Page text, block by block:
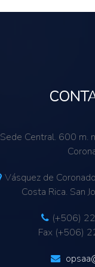
Sede Central. 600 m.
Vásquez de
Costa Rica. San
(+506)
Fax (+506)